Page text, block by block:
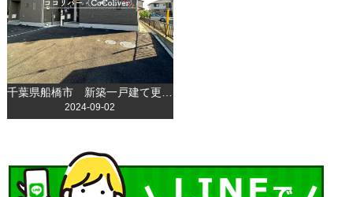
2024-09-02